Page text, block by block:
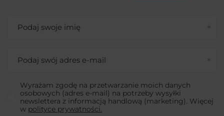
Podaj swoje imię
Podaj swój adres e-mail
Wyrażam zgodę na przetwarzanie moich danych
osobowych (adres e-mail) na potrzeby wysyłki
newslettera z informacją handlową (marketing). Więcej
w polityce prywatności.